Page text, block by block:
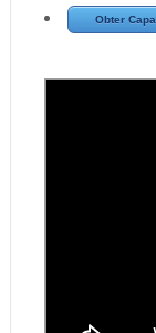
Obter Capa